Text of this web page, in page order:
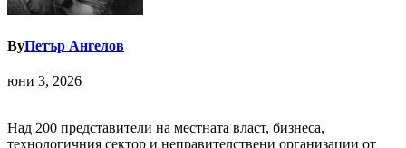
ByПетър Ангелов
юни 3, 2026
Над 200 представители на местната власт, бизнеса,
технологичния сектор и неправителствени организации от